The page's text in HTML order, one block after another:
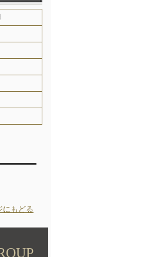
にもどる